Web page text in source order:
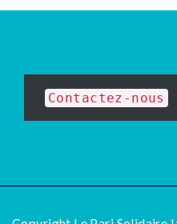
Contactez-nous